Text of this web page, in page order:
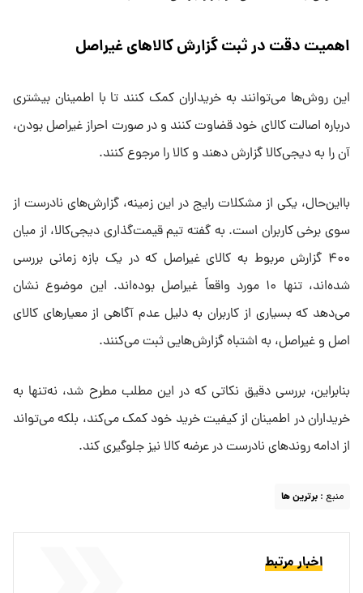
اهمیت دقت در ثبت گزارش کالاهای غیراصل
این روش‌ها می‌توانند به خریداران کمک کنند تا با اطمینان بیشتری
درباره اصالت کالای خود قضاوت کنند و در صورت احراز غیراصل بودن،
آن را به دیجی‌کالا گزارش دهند و کالا را مرجوع کنند.
بااین‌حال، یکی از مشکلات رایج در این زمینه، گزارش‌های نادرست از
سوی برخی کاربران است. به گفته تیم قیمت‌گذاری دیجی‌کالا، از میان
۴۰۰ گزارش مربوط به کالای غیراصل که در یک بازه زمانی بررسی
شده‌اند، تنها ۱۰ مورد واقعاً غیراصل بوده‌اند. این موضوع نشان
می‌دهد که بسیاری از کاربران به دلیل عدم آگاهی از معیارهای کالای
اصل و غیراصل، به اشتباه گزارش‌هایی ثبت می‌کنند.
بنابراین، بررسی دقیق نکاتی که در این مطلب مطرح شد، نه‌تنها به
خریداران در اطمینان از کیفیت خرید خود کمک می‌کند، بلکه می‌تواند
از ادامه روندهای نادرست در عرضه کالا نیز جلوگیری کند.
منبع : برترین ها
اخبار مرتبط